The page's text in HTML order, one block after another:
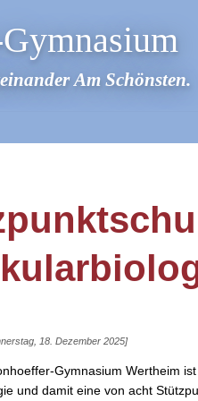
Am Schönsten.
18. Dezember 2025]
Gymnasium Wertheim
und damit eine von acht